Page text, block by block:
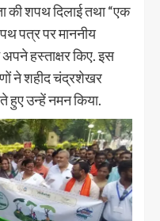
की शपथ दिलाई तथा “एक
पत्र पर माननीय
हस्ताक्षर किए. इस
ने शहीद चंद्रशेखर
हुए उन्हें नमन किया.